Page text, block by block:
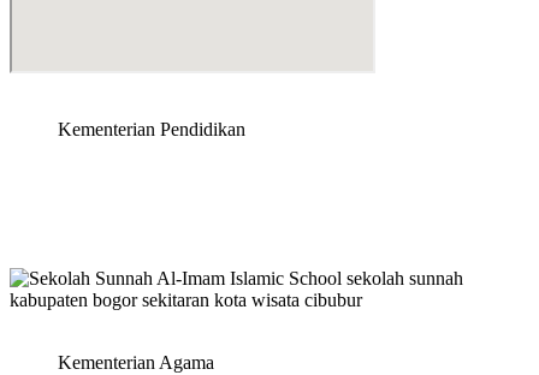
Kementerian Pendidikan
Kementerian Agama